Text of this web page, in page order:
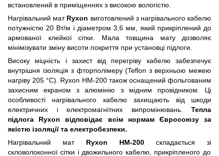
встановлений в приміщеннях з високою вологістю.
Нагрівальний мат Ryxon виготовлений з нагрівального кабелю
потужністю 20 Вт/м і діаметром 3,6 мм, який прикріплений до
армованої клейкоїсітки . Мала товщина мату дозволяє
мінімізувати зміну висоти покриття при установці підлоги
Високу міцність і захист від перегріву кабелю забезпечує
внутрішня ізоляція з фторполімеру(Teflon з верхньою межею
нагріву 205 °C). Ryxon HM-200 також оснащений фольгованим
захисним екраном з алюмінію з мідним провідником. Ці
особливості нагрівального кабелю захищають від шкоди
електричних і електромагнітних випромінювань. Тепла
підлога Ryxon відповідає всім нормам Євросоюзу за
якістю ізоляції та електробезпеки.
Нагрівальний мат Ryxon HM-200 складається зі
скловолоконної сітки і двожильного кабелю, прикріпленого до